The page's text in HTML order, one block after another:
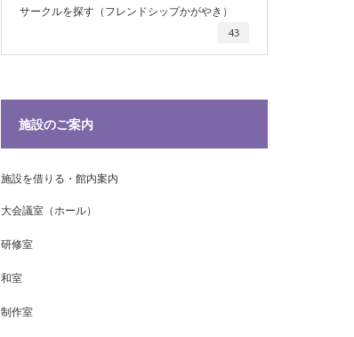
サークルを探す（フレンドシップかがやき）
43
施設のご案内
施設を借りる・館内案内
大会議室（ホール）
研修室
和室
制作室